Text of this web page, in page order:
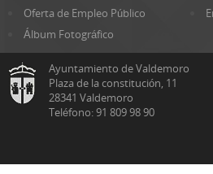
Oferta de Empleo Público
Álbum Fotográfico
Ayuntamiento de Valdemoro
Plaza de la constitución, 11
28341 Valdemoro
Teléfono: 91 809 98 90